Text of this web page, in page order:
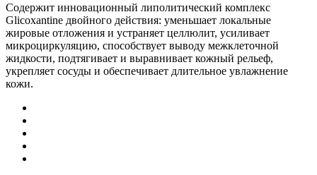
Содержит инновационный липолитический комплекс
Glicoxantine двойного действия: уменьшает локальные
жировые отложения и устраняет целлюлит, усиливает
микроциркуляцию, способствует выводу межклеточной
жидкости, подтягивает и выравнивает кожный рельеф,
укрепляет сосуды и обеспечивает длительное увлажнение
кожи.